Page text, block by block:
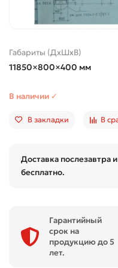
Габариты (ДхШхВ)
11850×800×400 мм
В наличии ✓
В закладки В
Доставка послезавтра
бесплатно.
Гарантийный
срок на
продукцию до 5
лет.